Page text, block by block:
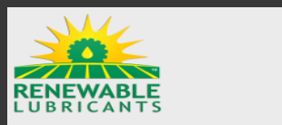
content